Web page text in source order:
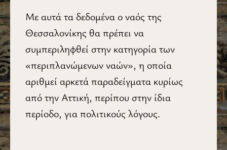
Με αυτά τα δεδομένα ο ναός της
Θεσσαλονίκης θα πρέπει να
συμπεριληφθεί στην κατηγορία των
«περιπλανώμενων ναών», η οποία
αριθμεί αρκετά παραδείγματα κυρίως
από την Αττική, περίπου στην ίδια
περίοδο, για πολιτικούς λόγους.